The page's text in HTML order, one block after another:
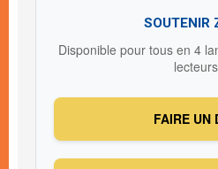
SOUTENIR
Disponible pour tous en 4
FAIRE UN